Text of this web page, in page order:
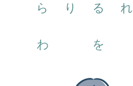
ら り る れ
わ を